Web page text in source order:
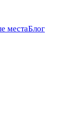
местаБлог